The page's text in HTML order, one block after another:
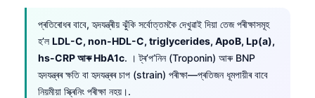
প্ৰতিৰোধৰ বাবে, হৃদযন্ত্ৰীয় ঝুঁকি সৰ্বোত্তমকৈ দেখুৱাই দিয়া তেজ পৰীক্ষাসমূহ
হ’ল LDL-C, non-HDL-C, triglycerides, ApoB, Lp(a),
hs-CRP আৰু HbA1c. । ট্ৰ’প’নিন (Troponin) আৰু BNP
হৃদযন্ত্ৰৰ ক্ষতি বা হৃদযন্ত্ৰৰ চাপ (strain) পৰীক্ষা—প্ৰতিজন ধূমপায়ীৰ বাবে
নিয়মীয়া স্ক্ৰিনিং পৰীক্ষা নহয়।.